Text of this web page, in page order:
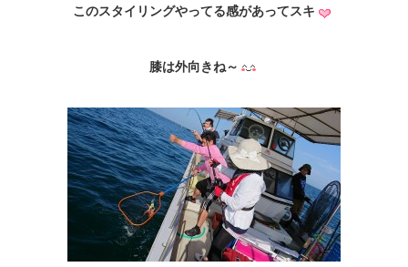
このスタイリングやってる感があってスキ
膝は外向きね～